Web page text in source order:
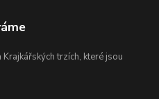
trzích, které jsou